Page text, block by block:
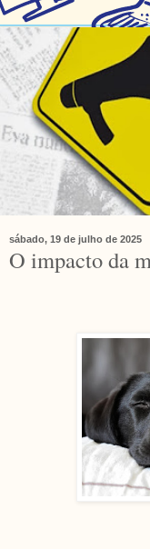
sábado, 19 de julho de 2025
O impacto da